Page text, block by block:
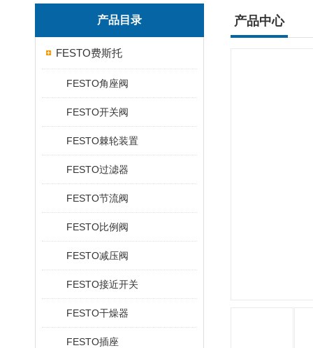
产品目录
FESTO费斯托
FESTO角座阀
FESTO开关阀
FESTO棘轮装置
FESTO过滤器
FESTO节流阀
FESTO比例阀
FESTO减压阀
FESTO接近开关
FESTO干燥器
FESTO插座
产品中心